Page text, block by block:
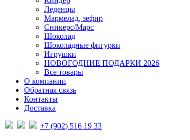
Леденцы
Мармелад, зефир
Сникерс/Марс
Шоколад
Шоколадные фигурки
Игрушки
НОВОГОДНИЕ ПОДАРКИ 2026
Все товары
О компании
Обратная связь
Контакты
Доставка
+7 (902) 516 19 33